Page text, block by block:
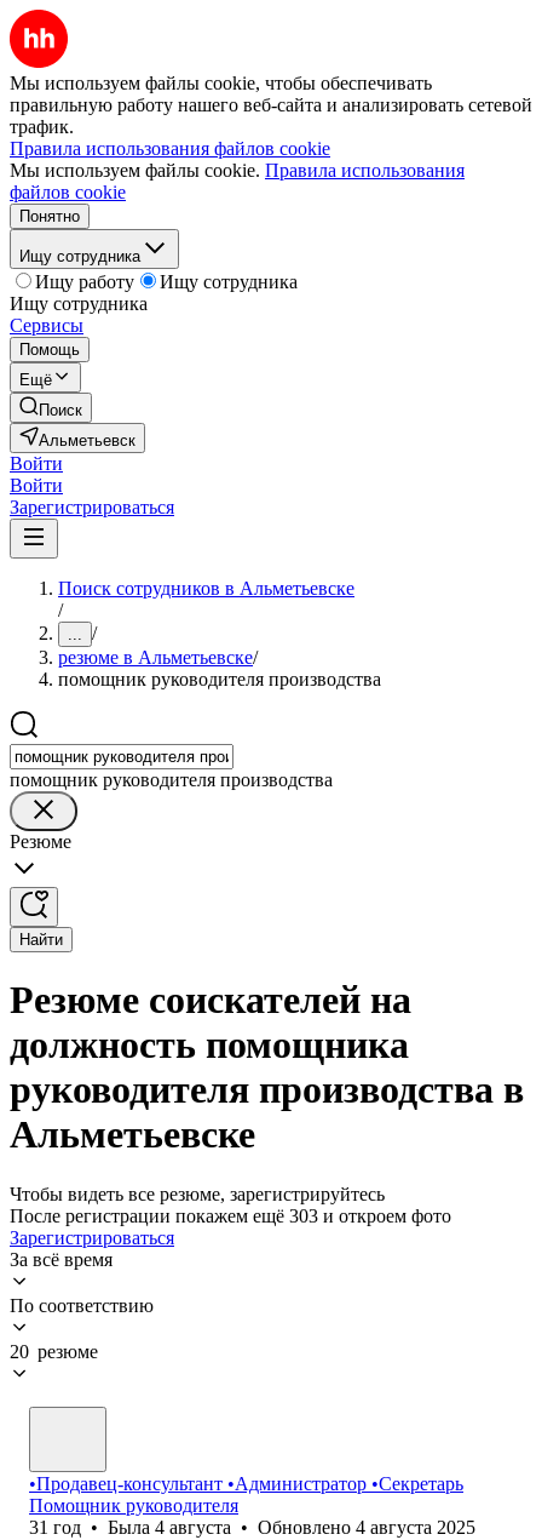
Мы используем файлы cookie, чтобы обеспечивать
правильную работу нашего веб-сайта и анализировать сетевой
трафик.
Правила использования файлов cookie
Мы используем файлы cookie. Правила использования
файлов cookie
Понятно
Ищу сотрудника
Ищу работу
Ищу сотрудника
Ищу сотрудника
Сервисы
Помощь
Ещё
Поиск
Альметьевск
Войти
Войти
Зарегистрироваться
Поиск сотрудников в Альметьевске
/
... /
резюме в Альметьевске/
помощник руководителя производства
помощник руководителя производства
Резюме
Найти
Резюме соискателей на
должность помощника
руководителя производства в
Альметьевске
Чтобы видеть все резюме, зарегистрируйтесь
После регистрации покажем ещё 303 и откроем фото
Зарегистрироваться
За всё время
По соответствию
20 резюме
•Продавец-консультант •Администратор •Секретарь
Помощник руководителя
31 год • Была 4 августа • Обновлено 4 августа 2025